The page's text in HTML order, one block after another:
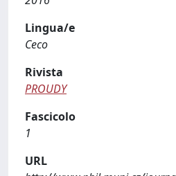
Lingua/e
Ceco
Rivista
PROUDY
Fascicolo
1
URL